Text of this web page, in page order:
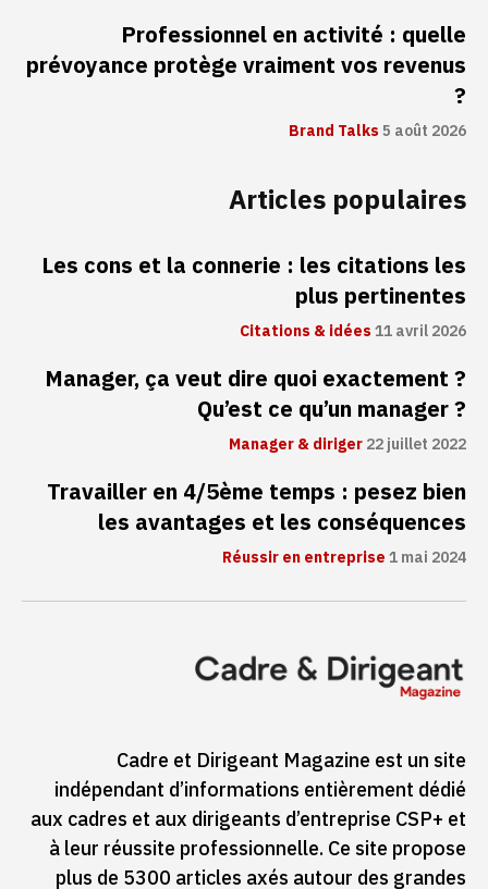
Professionnel en activité : quelle
prévoyance protège vraiment vos revenus
?
Brand Talks5 août 2026
Articles populaires
Les cons et la connerie : les citations les
plus pertinentes
Citations & idées11 avril 2026
Manager, ça veut dire quoi exactement ?
Qu’est ce qu’un manager ?
Manager & diriger22 juillet 2022
Travailler en 4/5ème temps : pesez bien
les avantages et les conséquences
Réussir en entreprise1 mai 2024
Cadre et Dirigeant Magazine est un site
indépendant d’informations entièrement dédié
aux cadres et aux dirigeants d’entreprise CSP+ et
à leur réussite professionnelle. Ce site propose
plus de 5300 articles axés autour des grandes